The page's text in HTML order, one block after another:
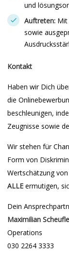
und
Auftreten: Mit
sowie
Kontakt
Haben wir Dich
die
beschleunigen,
Zeugnisse sowie
Wir stehen für
Form von
Wertschätzung
ALLE ermutigen,
Dein
Maximilian
Operations
030 2264 3333